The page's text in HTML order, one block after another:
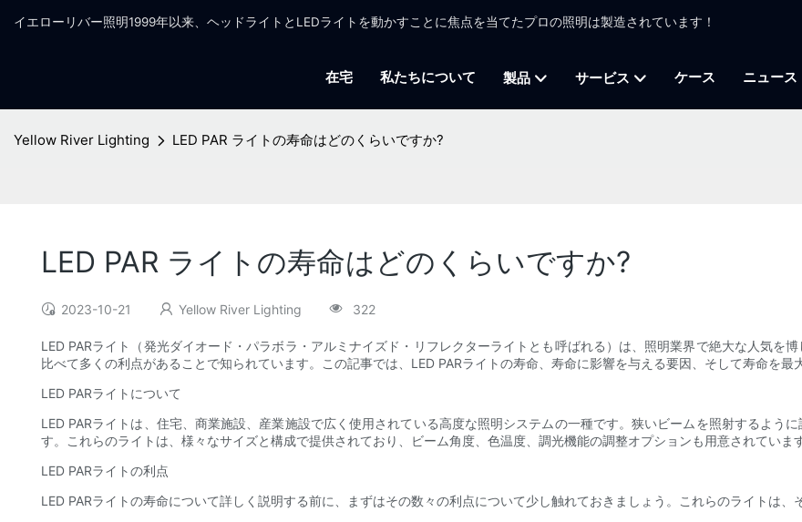
イエローリバー照明1999年以来、ヘッドライトとLEDライトを動かすことに焦点を当てたプロの照明は製造されています！
在宅 私たちについて 製品 サービス ケース ニュース
Yellow River Lighting LED PAR ライトの寿命はどのくらいですか?
LED PAR ライトの寿命はどのくらいですか?
2023-10-21 Yellow River Lighting 322
LED PARライト（発光ダイオード・パラボラ・アルミナイズド・リフレクターライトとも呼ばれる）は、照明業界で絶大な人気を
比べて多くの利点があることで知られています。この記事では、LED PARライトの寿命、寿命に影響を与える要因、そして寿命を最
LED PARライトについて
LED PARライトは、住宅、商業施設、産業施設で広く使用されている高度な照明システムの一種です。狭いビームを照射するよう
す。これらのライトは、様々なサイズと構成で提供されており、ビーム角度、色温度、調光機能の調整オプションも用意されています
LED PARライトの利点
LED PARライトの寿命について詳しく説明する前に、まずはその数々の利点について少し触れておきましょう。これらのライトは、